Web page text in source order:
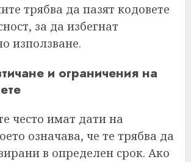
трябва да пазят кодовете
за да избегнат
използване.
и ограничения на
често имат дати на
означава, че те трябва да
в определен срок. Ако